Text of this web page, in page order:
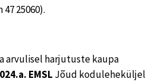
25060).
arvulisel harjutuste kaupa
EMSL Jõud koduleheküljel